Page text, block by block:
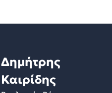
Δημήτρης
Καιρίδης